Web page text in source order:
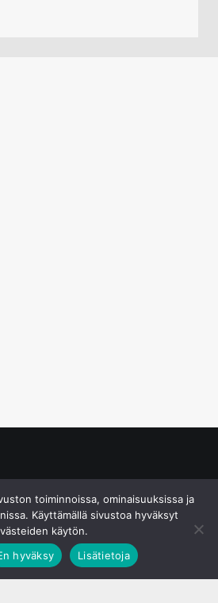
toiminnoissa, ominaisuuksissa ja
Käyttämällä sivustoa hyväksyt
käytön.
hyväksy Lisätietoja